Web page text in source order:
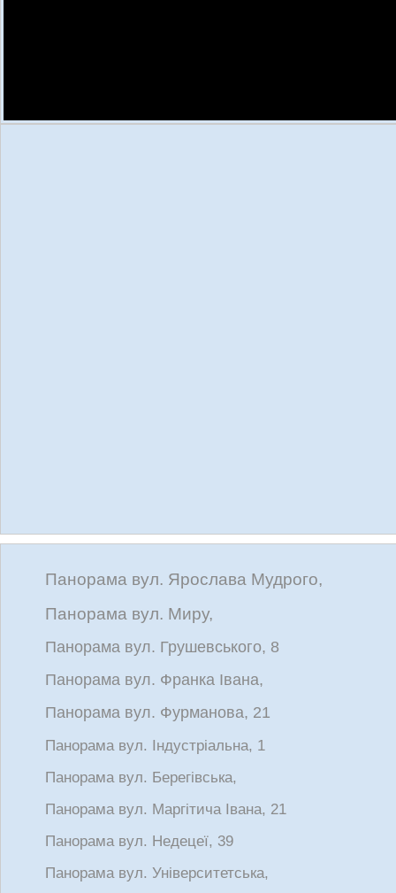
Панорама вул. Ярослава Мудрого,
Панорама вул. Миру,
Панорама вул. Грушевського, 8
Панорама вул. Франка Івана,
Панорама вул. Фурманова, 21
Панорама вул. Індустріальна, 1
Панорама вул. Берегівська,
Панорама вул. Маргітича Івана, 21
Панорама вул. Недецеї, 39
Панорама вул. Університетська,